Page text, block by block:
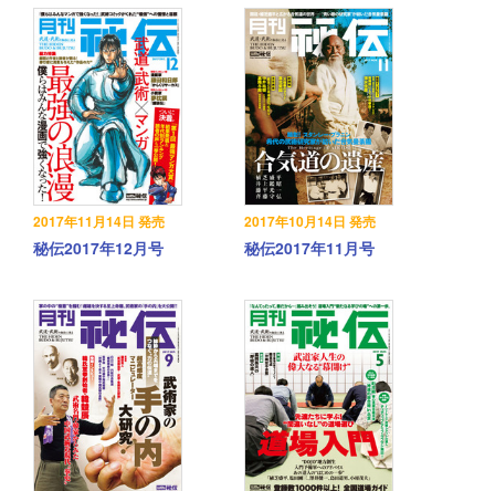
2017年11月14日 発売
秘伝2017年12月号
2017年10月14日 発売
秘伝2017年11月号